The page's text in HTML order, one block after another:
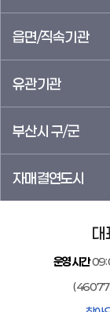
읍면/직속기관
유관기관
부산시 구/군
자매결연도시
운영시간
(46077)